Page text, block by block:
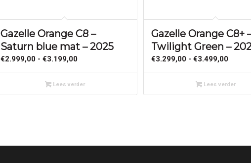
Gazelle Orange C8 –
Saturn blue mat – 2025
€2.999,00 - €3.199,00Prijsklasse:
tot
€3.199,00
Lees verder
Gazelle Orange C8+
Twilight Green –
€3.299,00 - €3.499,00
tot
Lees verder